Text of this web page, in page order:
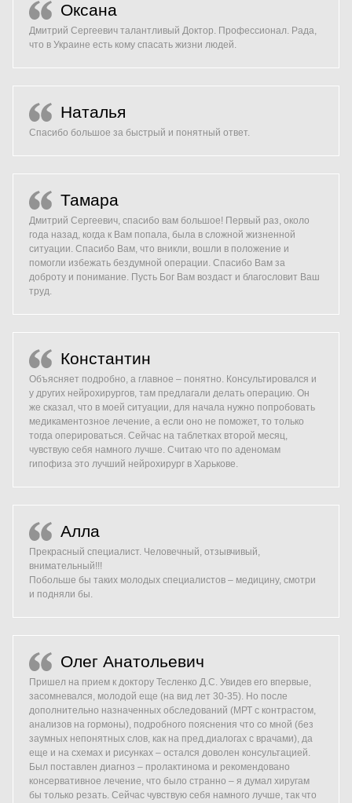
Оксана
Дмитрий Сергеевич талантливый Доктор. Профессионал. Рада,
что в Украине есть кому спасать жизни людей.
Наталья
Спасибо большое за быстрый и понятный ответ.
Тамара
Дмитрий Сергеевич, спасибо вам большое! Первый раз, около
года назад, когда к Вам попала, была в сложной жизненной
ситуации. Спасибо Вам, что вникли, вошли в положение и
помогли избежать бездумной операции. Спасибо Вам за
доброту и понимание. Пусть Бог Вам воздаст и благословит Ваш
труд.
Константин
Объясняет подробно, а главное – понятно. Консультировался и
у других нейрохирургов, там предлагали делать операцию. Он
же сказал, что в моей ситуации, для начала нужно попробовать
медикаментозное лечение, а если оно не поможет, то только
тогда оперироваться. Сейчас на таблетках второй месяц,
чувствую себя намного лучше. Считаю что по аденомам
гипофиза это лучший нейрохирург в Харькове.
Алла
Прекрасный специалист. Человечный, отзывчивый,
внимательный!!!
Побольше бы таких молодых специалистов – медицину, смотри
и подняли бы.
Олег Анатольевич
Пришел на прием к доктору Тесленко Д.С. Увидев его впервые,
засомневался, молодой еще (на вид лет 30-35). Но после
дополнительно назначенных обследований (МРТ с контрастом,
анализов на гормоны), подробного пояснения что со мной (без
заумных непонятных слов, как на пред.диалогах с врачами), да
еще и на схемах и рисунках – остался доволен консультацией.
Был поставлен диагноз – пролактинома и рекомендовано
консервативное лечение, что было странно – я думал хиругам
бы только резать. Сейчас чувствую себя намного лучше, так что